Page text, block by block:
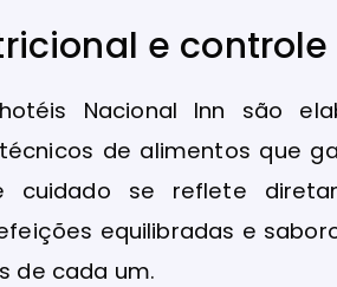
e controle
Nacional Inn são
de alimentos que
cuidado se reflete
equilibradas e
de cada um.